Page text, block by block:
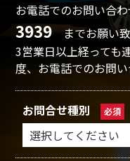
お電話でのお問い合
3939までお願い致
3営業日以上経っても
度、お電話でのお問い
お問合せ種別 必須